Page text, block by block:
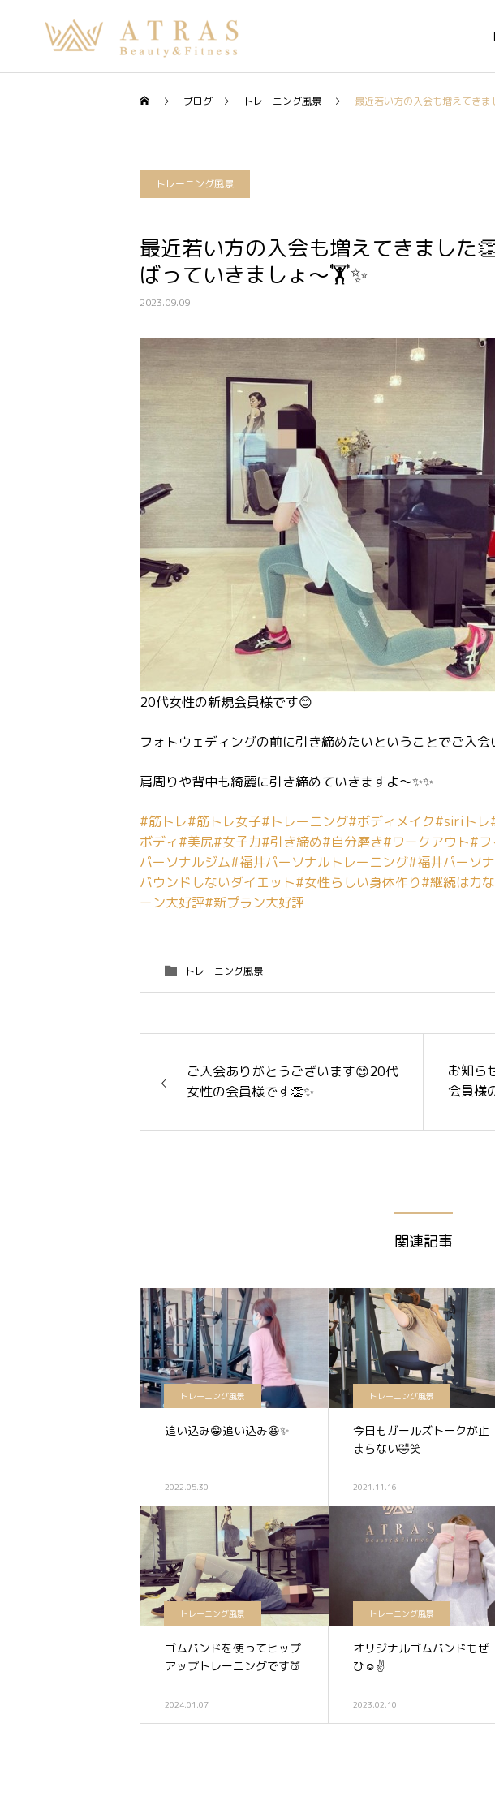
ブログ トレーニング風景 最近若い方の入会も増えてき
トレーニング風景
最近若い方の入会も増えてきました
ばっていきましょ〜🏋️✨
2023.09.09
20代女性の新規会員様です😊
フォトウェディングの前に引き締めたいということでご入会
肩周りや背中も綺麗に引き締めていきますよ〜✨✨
#筋トレ#筋トレ女子#トレーニング#ボディメイク#siriトレ
ボディ#美尻#女子力#引き締め#自分磨き#ワークアウト#フ
パーソナルジム#福井パーソナルトレーニング#福井パーソ
バウンドしないダイエット#女性らしい身体作り#継続は力
ーン大好評#新プラン大好評
トレーニング風景
ご入会ありがとうございます😊20代
女性の会員様です👏✨
お知ら
会員様
関連記事
トレーニング風景
追い込み😁追い込み😆✨
2022.05.30
トレーニング風景
今日もガールズトークが止
まらない🤣笑
2021.11.16
トレーニング風景
ゴムバンドを使ってヒップ
アップトレーニングです🍑
2024.01.07
トレーニング風景
オリジナルゴムバンドもぜ
ひ☺️✌️
2023.02.10